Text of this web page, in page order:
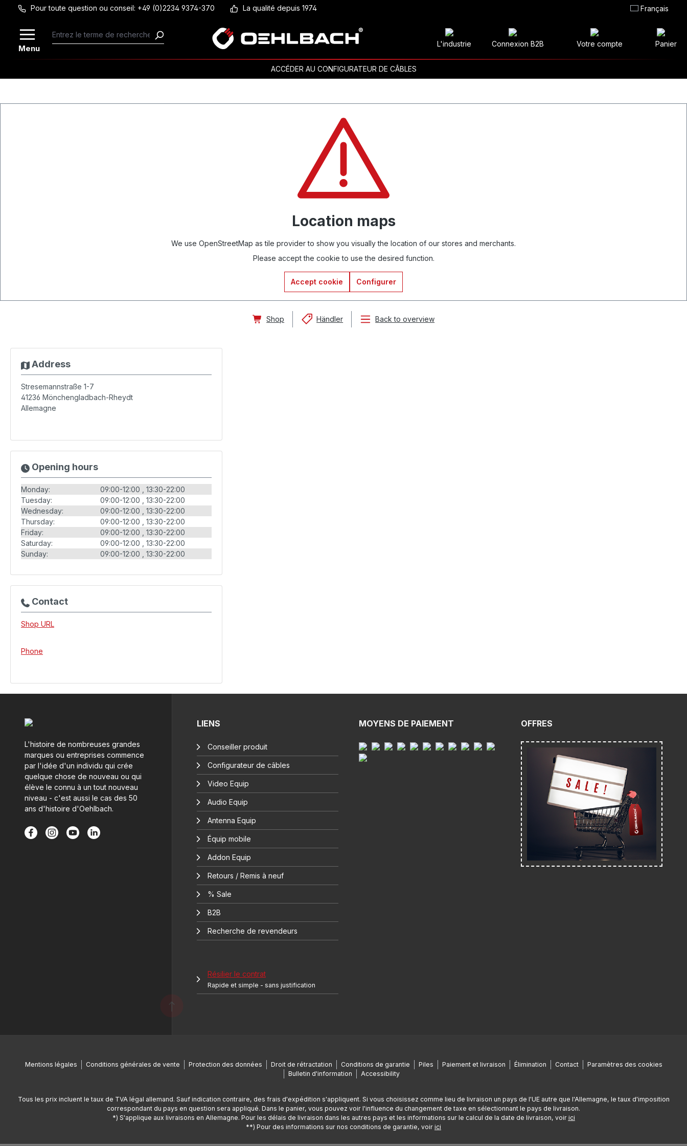
Passer au contenu principal
Pour toute question ou conseil: +49 (0)2234 9374-370 La qualité depuis 1974 Français
Menu L'industrie Connexion B2B Votre compte Panier
ACCÉDER AU CONFIGURATEUR DE CÂBLES
Location maps
We use OpenStreetMap as tile provider to show you visually the location of our stores and merchants.
Please accept the cookie to use the desired function.
Accept cookie Configurer
Shop Händler Back to overview
Address
Stresemannstraße 1-7
41236 Mönchengladbach-Rheydt
Allemagne
Opening hours
Monday: 09:00-12:00
13:30-22:00
Tuesday:
09:00-12:00
13:30-22:00
Wednesday:
09:00-12:00
13:30-22:00
Thursday:
09:00-12:00
13:30-22:00
Friday:
09:00-12:00
13:30-22:00
Saturday:
09:00-12:00
13:30-22:00
Sunday:
09:00-12:00 13:30-22:00
Contact
Shop URL
Phone
L'histoire de nombreuses grandes
marques ou entreprises commence
par l'idée d'un individu qui crée
quelque chose de nouveau ou qui
élève le connu à un tout nouveau
niveau - c'est aussi le cas des 50
ans d'histoire d'Oehlbach.
LIENS
Conseiller produit
Configurateur de câbles
Video Equip
Audio Equip
Antenna Equip
Équip mobile
Addon Equip
Retours / Remis à neuf
% Sale
B2B
Recherche de revendeurs
Résilier le contrat
Rapide et simple - sans justification
MOYENS DE PAIEMENT OFFRES
Mentions légales Conditions générales de vente Protection des données Droit de rétractation Conditions de garantie Piles Paiement et livraison Élimination Contact
Paramètres des cookies
Bulletin d'information
Accessibility
Tous les prix incluent le taux de TVA légal allemand. Sauf indication contraire, des frais d'expédition s'appliquent. Si vous choisissez comme lieu de livraison un pays de l'UE autre que l'Allemagne, le taux d'imposition
correspondant du pays en question sera appliqué. Dans le panier, vous pouvez voir l'influence du changement de taxe en sélectionnant le pays de livraison.
*) S'applique aux livraisons en Allemagne. Pour les délais de livraison dans les autres pays et les informations sur le calcul de la date de livraison, voir ici
**) Pour des informations sur nos conditions de garantie, voir ici